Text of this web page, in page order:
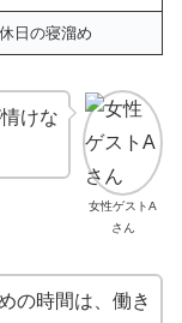
日の寝溜め
女性ゲストA
さん
けな
の時間は、働き